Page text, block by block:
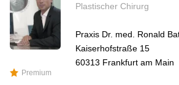
Premium
Plastischer Chirurg
Praxis Dr. med. Ronald
Kaiserhofstraße 15
60313 Frankfurt am Main